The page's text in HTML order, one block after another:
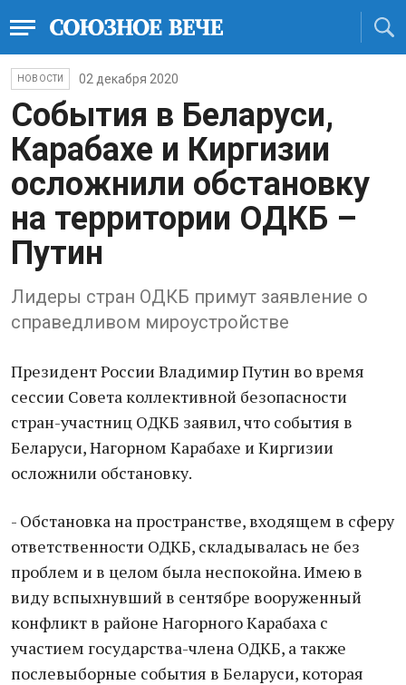
НОВОСТИ 02 декабря 2020
События в Беларуси,
Карабахе и Киргизии
осложнили обстановку
на территории ОДКБ –
Путин
Лидеры стран ОДКБ примут заявление о
справедливом мироустройстве
Президент России Владимир Путин во время
сессии Совета коллективной безопасности
стран-участниц ОДКБ заявил, что события в
Беларуси, Нагорном Карабахе и Киргизии
осложнили обстановку.
- Обстановка на пространстве, входящем в сферу
ответственности ОДКБ, складывалась не без
проблем и в целом была неспокойна. Имею в
виду вспыхнувший в сентябре вооруженный
конфликт в районе Нагорного Карабаха с
участием государства-члена ОДКБ, а также
послевыборные события в Беларуси, которая